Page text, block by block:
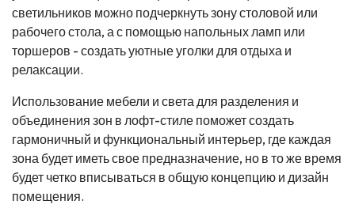
светильников можно подчеркнуть зону столовой или
рабочего стола, а с помощью напольных ламп или
торшеров - создать уютные уголки для отдыха и
релаксации.
Использование мебели и света для разделения и
объединения зон в лофт-стиле поможет создать
гармоничный и функциональный интерьер, где каждая
зона будет иметь свое предназначение, но в то же время
будет четко вписываться в общую концепцию и дизайн
помещения.